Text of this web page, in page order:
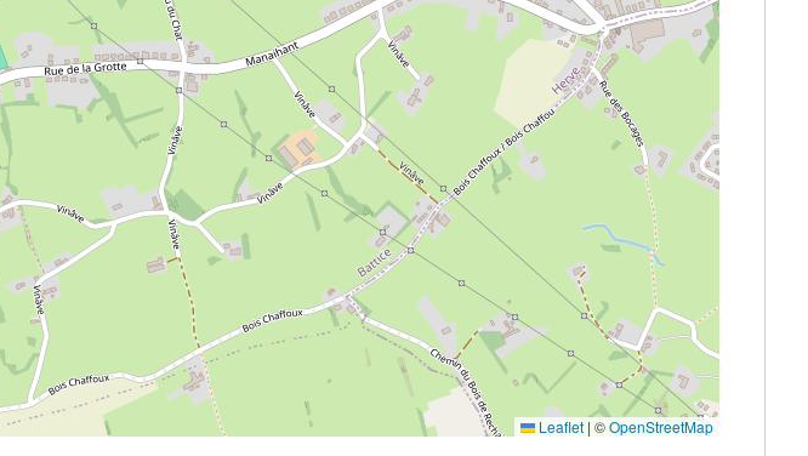
Leaflet | ©OpenStreetMap